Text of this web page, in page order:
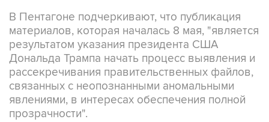
В Пентагоне подчеркивают, что публикация
материалов, которая началась 8 мая, "является
результатом указания президента США
Дональда Трампа начать процесс выявления и
рассекречивания правительственных файлов,
связанных с неопознанными аномальными
явлениями, в интересах обеспечения полной
прозрачности".